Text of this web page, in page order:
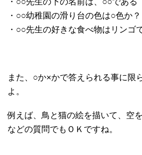
・○○幼稚園の滑り台の色は○色か？
・○○先生の好きな食べ物はリンゴ
また、○か×かで答えられる事に限
よ。
例えば、鳥と猫の絵を描いて、空
などの質問でもＯＫですね。